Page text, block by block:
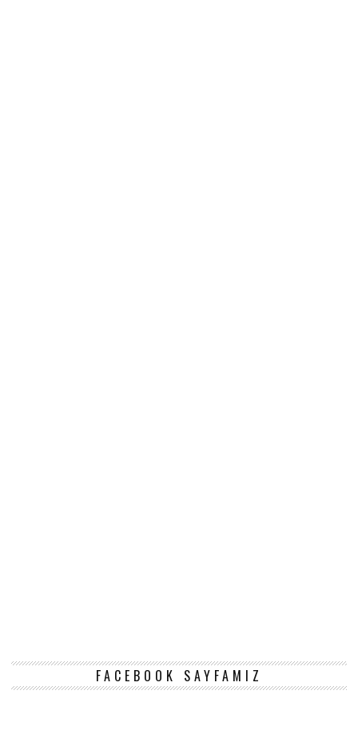
FACEBOOK SAYFAMIZ